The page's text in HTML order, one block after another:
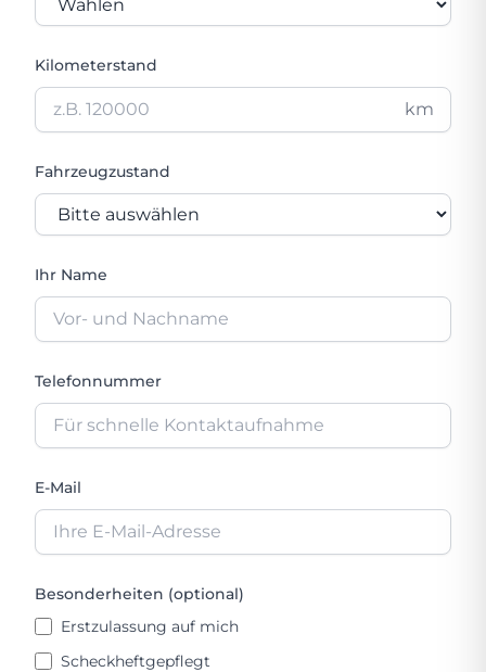
Kilometerstand
km
Fahrzeugzustand
Ihr Name
Telefonnummer
E-Mail
Besonderheiten (optional)
Erstzulassung auf mich
Scheckheftgepflegt